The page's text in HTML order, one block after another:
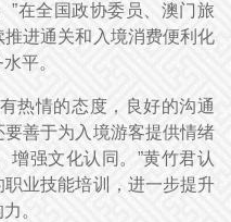
”在全国政协委员、澳门旅
进通关和入境消费便利化
平。
热情的态度，良好的沟通
善于为入境游客提供情绪
增强文化认同。”黄竹君认
业技能培训，进一步提升
。